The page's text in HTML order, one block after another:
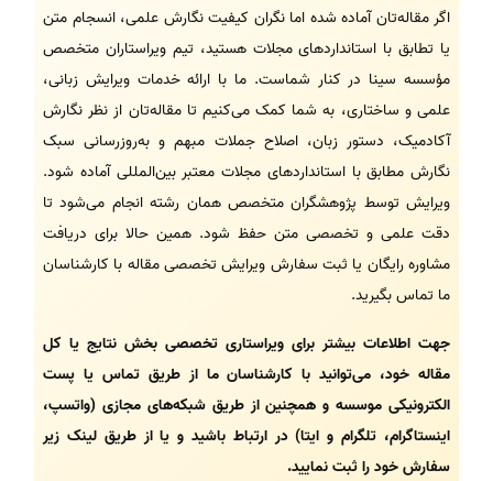
اگر مقاله‌تان آماده شده اما نگران کیفیت نگارش علمی، انسجام متن
یا تطابق با استانداردهای مجلات هستید، تیم ویراستاران متخصص
مؤسسه سینا در کنار شماست. ما با ارائه خدمات ویرایش زبانی،
علمی و ساختاری، به شما کمک می‌کنیم تا مقاله‌تان از نظر نگارش
آکادمیک، دستور زبان، اصلاح جملات مبهم و به‌روزرسانی سبک
نگارش مطابق با استانداردهای مجلات معتبر بین‌المللی آماده شود.
ویرایش توسط پژوهشگران متخصص همان رشته انجام می‌شود تا
دقت علمی و تخصصی متن حفظ شود. همین حالا برای دریافت
مشاوره رایگان یا ثبت سفارش ویرایش تخصصی مقاله با کارشناسان
ما تماس بگیرید.
جهت اطلاعات بیشتر برای ویراستاری تخصصی بخش نتایج یا کل
مقاله خود، می‌توانید با کارشناسان ما از طریق تماس یا پست
الکترونیکی موسسه و همچنین از طریق شبکه‌های مجازی (واتسپ،
اینستاگرام، تلگرام و ایتا) در ارتباط باشید و یا از طریق لینک زیر
سفارش خود را ثبت نمایید.